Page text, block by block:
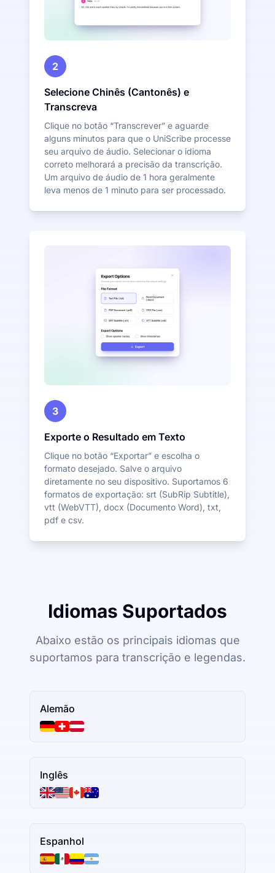
2
Selecione Chinês (Cantonês) e
Transcreva
Clique no botão “Transcrever” e aguarde
alguns minutos para que o UniScribe processe
seu arquivo de áudio. Selecionar o idioma
correto melhorará a precisão da transcrição.
Um arquivo de áudio de 1 hora geralmente
leva menos de 1 minuto para ser processado.
3
Exporte o Resultado em Texto
Clique no botão “Exportar” e escolha o
formato desejado. Salve o arquivo
diretamente no seu dispositivo. Suportamos 6
formatos de exportação: srt (SubRip Subtitle),
vtt (WebVTT), docx (Documento Word), txt,
pdf e csv.
Idiomas Suportados
Abaixo estão os principais idiomas que
suportamos para transcrição e legendas.
Alemão
Inglês
Espanhol